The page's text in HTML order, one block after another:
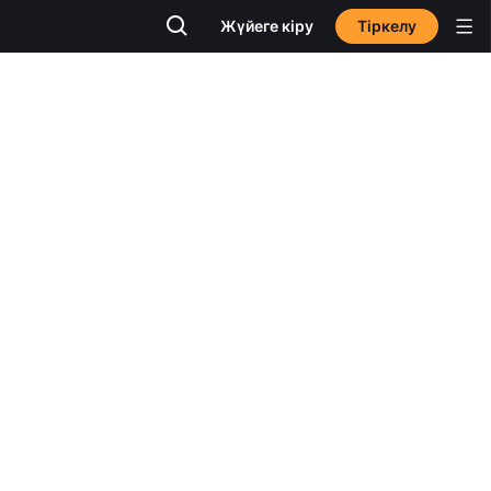
Жүйеге кіру Тіркелу